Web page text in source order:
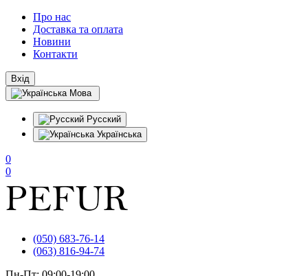
Про нас
Доставка та оплата
Новини
Контакти
Вхід
Мова
Русский
Українська
0
0
(050) 683-76-14
(063) 816-94-74